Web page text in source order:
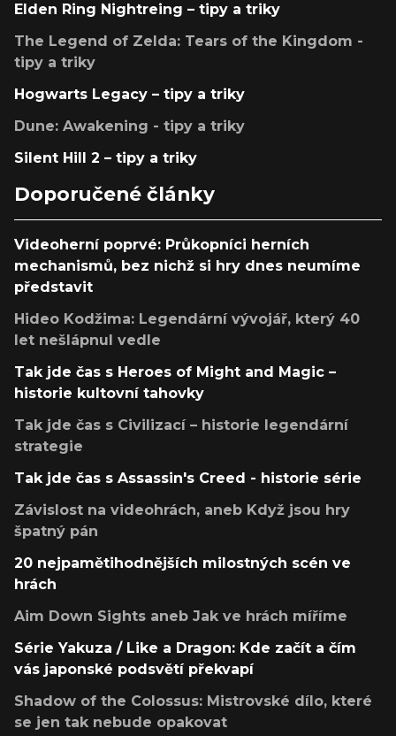
Elden Ring Nightreing – tipy a triky
The Legend of Zelda: Tears of the Kingdom -
tipy a triky
Hogwarts Legacy – tipy a triky
Dune: Awakening - tipy a triky
Silent Hill 2 – tipy a triky
Doporučené články
Videoherní poprvé: Průkopníci herních
mechanismů, bez nichž si hry dnes neumíme
představit
Hideo Kodžima: Legendární vývojář, který 40
let nešlápnul vedle
Tak jde čas s Heroes of Might and Magic –
historie kultovní tahovky
Tak jde čas s Civilizací – historie legendární
strategie
Tak jde čas s Assassin's Creed - historie série
Závislost na videohrách, aneb Když jsou hry
špatný pán
20 nejpamětihodnějších milostných scén ve
hrách
Aim Down Sights aneb Jak ve hrách míříme
Série Yakuza / Like a Dragon: Kde začít a čím
vás japonské podsvětí překvapí
Shadow of the Colossus: Mistrovské dílo, které
se jen tak nebude opakovat